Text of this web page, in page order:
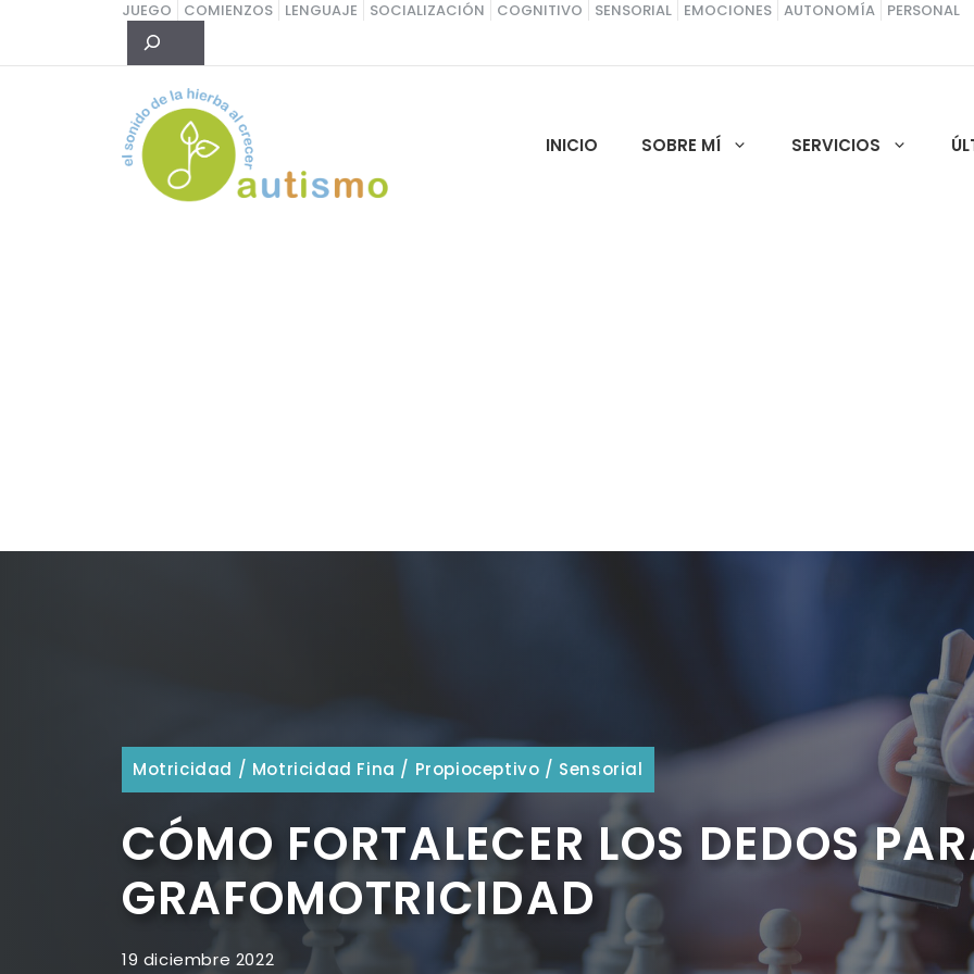
contenido
JUEGO COMIENZOS LENGUAJE SOCIALIZACIÓN COGNITIVO SENSORIAL EMOCIONES AUTONOMÍA PERSONAL
Buscar
INICIO SOBRE MÍ SERVICIOS
Motricidad / Motricidad Fina / Propioceptivo / Sensorial
CÓMO FORTALECER LOS DEDOS
GRAFOMOTRICIDAD
19 diciembre 2022